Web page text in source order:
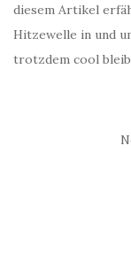
diesem Artikel
Hitzewelle in und
trotzdem cool